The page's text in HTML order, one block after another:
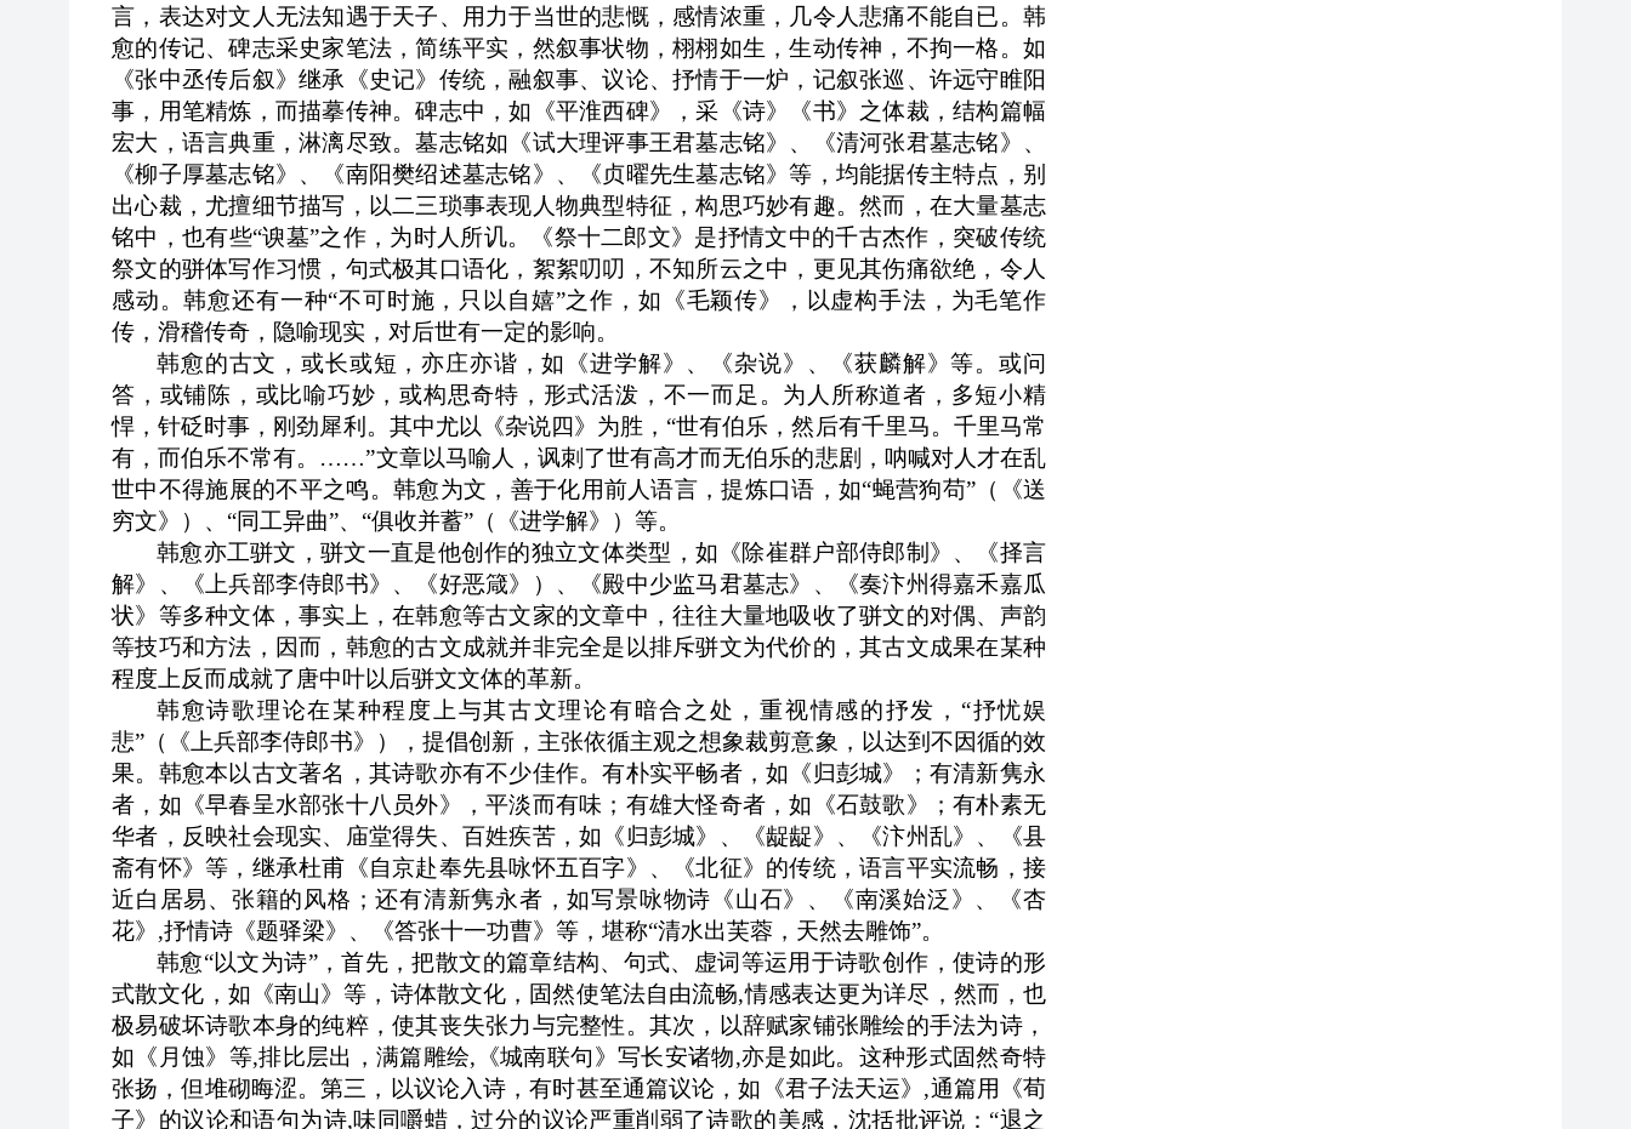
言，表达对文人无法知遇于天子、用力于当世的悲慨，感情浓重，几令人悲痛不能自已。韩
愈的传记、碑志采史家笔法，简练平实，然叙事状物，栩栩如生，生动传神，不拘一格。如
《张中丞传后叙》继承《史记》传统，融叙事、议论、抒情于一炉，记叙张巡、许远守睢阳
事，用笔精炼，而描摹传神。碑志中，如《平淮西碑》，采《诗》《书》之体裁，结构篇幅
宏大，语言典重，淋漓尽致。墓志铭如《试大理评事王君墓志铭》、《清河张君墓志铭》、
《柳子厚墓志铭》、《南阳樊绍述墓志铭》、《贞曜先生墓志铭》等，均能据传主特点，别
出心裁，尤擅细节描写，以二三琐事表现人物典型特征，构思巧妙有趣。然而，在大量墓志
铭中，也有些“谀墓”之作，为时人所讥。《祭十二郎文》是抒情文中的千古杰作，突破传统
祭文的骈体写作习惯，句式极其口语化，絮絮叨叨，不知所云之中，更见其伤痛欲绝，令人
感动。韩愈还有一种“不可时施，只以自嬉”之作，如《毛颖传》，以虚构手法，为毛笔作
传，滑稽传奇，隐喻现实，对后世有一定的影响。
韩愈的古文，或长或短，亦庄亦谐，如《进学解》、《杂说》、《获麟解》等。或问
答，或铺陈，或比喻巧妙，或构思奇特，形式活泼，不一而足。为人所称道者，多短小精
悍，针砭时事，刚劲犀利。其中尤以《杂说四》为胜，“世有伯乐，然后有千里马。千里马常
有，而伯乐不常有。……”文章以马喻人，讽刺了世有高才而无伯乐的悲剧，呐喊对人才在乱
世中不得施展的不平之鸣。韩愈为文，善于化用前人语言，提炼口语，如“蝇营狗苟”（《送
穷文》）、“同工异曲”、“俱收并蓄”（《进学解》）等。
韩愈亦工骈文，骈文一直是他创作的独立文体类型，如《除崔群户部侍郎制》、《择言
解》、《上兵部李侍郎书》、《好恶箴》）、《殿中少监马君墓志》、《奏汴州得嘉禾嘉瓜
状》等多种文体，事实上，在韩愈等古文家的文章中，往往大量地吸收了骈文的对偶、声韵
等技巧和方法，因而，韩愈的古文成就并非完全是以排斥骈文为代价的，其古文成果在某种
程度上反而成就了唐中叶以后骈文文体的革新。
韩愈诗歌理论在某种程度上与其古文理论有暗合之处，重视情感的抒发，“抒忧娱
悲”（《上兵部李侍郎书》），提倡创新，主张依循主观之想象裁剪意象，以达到不因循的效
果。韩愈本以古文著名，其诗歌亦有不少佳作。有朴实平畅者，如《归彭城》；有清新隽永
者，如《早春呈水部张十八员外》，平淡而有味；有雄大怪奇者，如《石鼓歌》；有朴素无
华者，反映社会现实、庙堂得失、百姓疾苦，如《归彭城》、《龊龊》、《汴州乱》、《县
斋有怀》等，继承杜甫《自京赴奉先县咏怀五百字》、《北征》的传统，语言平实流畅，接
近白居易、张籍的风格；还有清新隽永者，如写景咏物诗《山石》、《南溪始泛》、《杏
花》,抒情诗《题驿梁》、《答张十一功曹》等，堪称“清水出芙蓉，天然去雕饰”。
韩愈“以文为诗”，首先，把散文的篇章结构、句式、虚词等运用于诗歌创作，使诗的形
式散文化，如《南山》等，诗体散文化，固然使笔法自由流畅,情感表达更为详尽，然而，也
极易破坏诗歌本身的纯粹，使其丧失张力与完整性。其次，以辞赋家铺张雕绘的手法为诗，
如《月蚀》等,排比层出，满篇雕绘,《城南联句》写长安诸物,亦是如此。这种形式固然奇特
张扬，但堆砌晦涩。第三，以议论入诗，有时甚至通篇议论，如《君子法天运》,通篇用《荀
子》的议论和语句为诗,味同嚼蜡，过分的议论严重削弱了诗歌的美感，沈括批评说：“退之